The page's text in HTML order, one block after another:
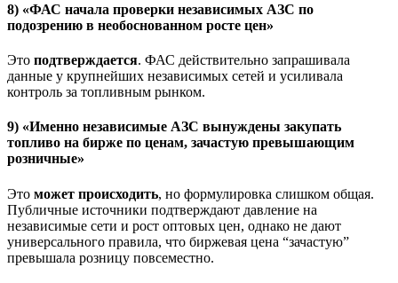
8) «ФАС начала проверки независимых АЗС по
подозрению в необоснованном росте цен»
Это подтверждается. ФАС действительно запрашивала
данные у крупнейших независимых сетей и усиливала
контроль за топливным рынком.
9) «Именно независимые АЗС вынуждены закупать
топливо на бирже по ценам, зачастую превышающим
розничные»
Это может происходить, но формулировка слишком общая.
Публичные источники подтверждают давление на
независимые сети и рост оптовых цен, однако не дают
универсального правила, что биржевая цена “зачастую”
превышала розницу повсеместно.